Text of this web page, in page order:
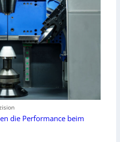
die Performance beim